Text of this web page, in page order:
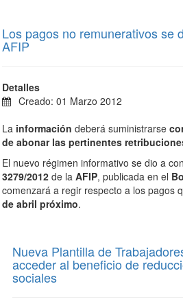
Los pagos no remunerativos se
AFIP
Detalles
Creado: 01 Marzo 2012
La información deberá suministrarse
de abonar las pertinentes
El nuevo régimen informativo se dio a
3279/2012 de la AFIP, publicada en el
comenzará a regir respecto a los pagos
de abril próximo.
Nueva Plantilla de
acceder al beneficio de
sociales